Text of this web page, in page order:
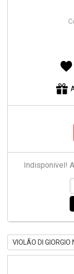
Indisponível!
VIOLÃO DI GIORGIO